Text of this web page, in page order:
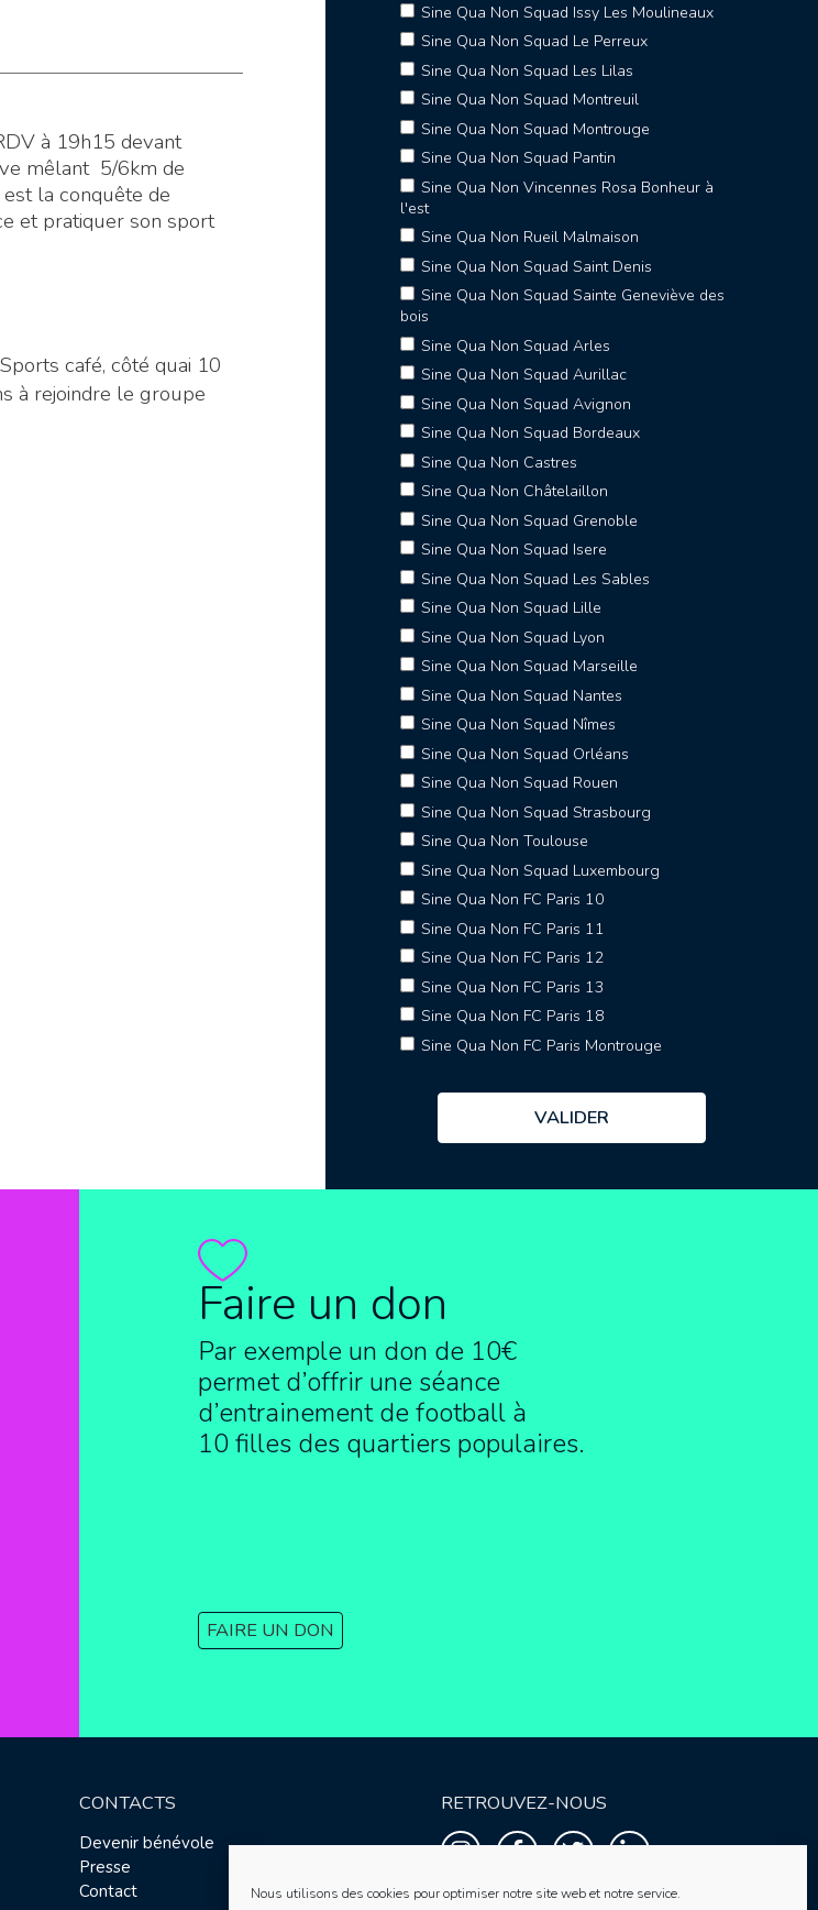
Nous utilisons des cookies pour optimiser notre site web et notre service.
à 19h15 devant
mêlant 5/6km de
la conquête de
et pratiquer son sport
café, côté quai 10
à rejoindre le groupe
Sine Qua Non Squad Issy Les Moulineaux
Sine Qua Non Squad Le Perreux
Sine Qua Non Squad Les Lilas
Sine Qua Non Squad Montreuil
Sine Qua Non Squad Montrouge
Sine Qua Non Squad Pantin
Sine Qua Non Vincennes Rosa Bonheur à
l'est
Sine Qua Non Rueil Malmaison
Sine Qua Non Squad Saint Denis
Sine Qua Non Squad Sainte Geneviève des
bois
Sine Qua Non Squad Arles
Sine Qua Non Squad Aurillac
Sine Qua Non Squad Avignon
Sine Qua Non Squad Bordeaux
Sine Qua Non Castres
Sine Qua Non Châtelaillon
Sine Qua Non Squad Grenoble
Sine Qua Non Squad Isere
Sine Qua Non Squad Les Sables
Sine Qua Non Squad Lille
Sine Qua Non Squad Lyon
Sine Qua Non Squad Marseille
Sine Qua Non Squad Nantes
Sine Qua Non Squad Nîmes
Sine Qua Non Squad Orléans
Sine Qua Non Squad Rouen
Sine Qua Non Squad Strasbourg
Sine Qua Non Toulouse
Sine Qua Non Squad Luxembourg
Sine Qua Non FC Paris 10
Sine Qua Non FC Paris 11
Sine Qua Non FC Paris 12
Sine Qua Non FC Paris 13
Sine Qua Non FC Paris 18
Sine Qua Non FC Paris Montrouge
Faire un don
Par exemple un don de 10€
permet d’offrir une séance
d’entrainement de football à
10 filles des quartiers populaires.
FAIRE UN DON
CONTACTS
Devenir bénévole
Presse
Contact
RETROUVEZ-NOUS